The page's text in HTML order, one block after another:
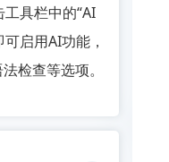
具栏中的“AI
启用AI功能，
检查等选项。